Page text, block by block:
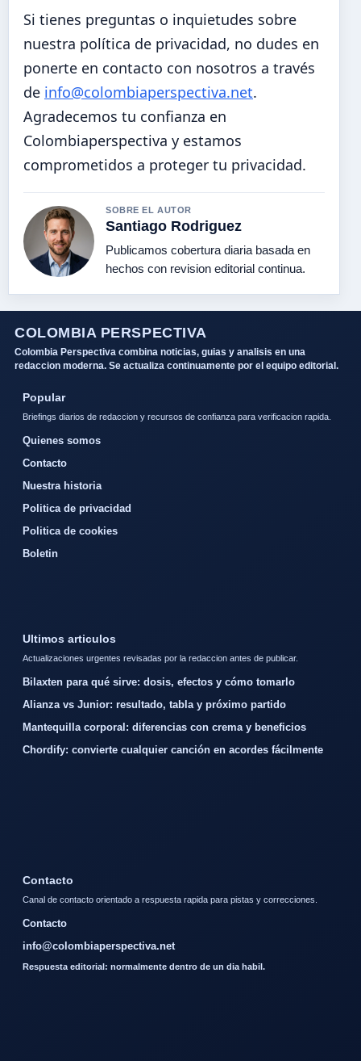
Si tienes preguntas o inquietudes sobre
nuestra política de privacidad, no dudes en
ponerte en contacto con nosotros a través
de info@colombiaperspectiva.net.
Agradecemos tu confianza en
Colombiaperspectiva y estamos
comprometidos a proteger tu privacidad.
SOBRE EL AUTOR
Santiago Rodriguez
Publicamos cobertura diaria basada en
hechos con revision editorial continua.
COLOMBIA PERSPECTIVA
Colombia Perspectiva combina noticias, guias y analisis en una
redaccion moderna. Se actualiza continuamente por el equipo editorial.
Popular
Briefings diarios de redaccion y recursos de confianza para verificacion rapida.
Quienes somos
Contacto
Nuestra historia
Politica de privacidad
Politica de cookies
Boletin
Ultimos articulos
Actualizaciones urgentes revisadas por la redaccion antes de publicar.
Bilaxten para qué sirve: dosis, efectos y cómo tomarlo
Alianza vs Junior: resultado, tabla y próximo partido
Mantequilla corporal: diferencias con crema y beneficios
Chordify: convierte cualquier canción en acordes fácilmente
Contacto
Canal de contacto orientado a respuesta rapida para pistas y correcciones.
Contacto
info@colombiaperspectiva.net
Respuesta editorial: normalmente dentro de un dia habil.